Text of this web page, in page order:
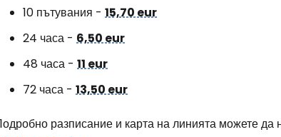
10 пътувания - 15,70 eur
24 часа - 6,50 eur
48 часа - 11 eur
72 часа - 13,50 eur
разписание и карта на линията можете да